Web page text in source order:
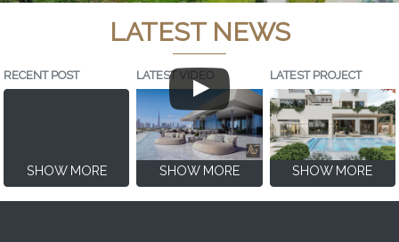
LATEST NEWS
RECENT POST
SHOW MORE
LATEST VIDEO
SHOW MORE
LATEST PROJECT
SHOW MORE